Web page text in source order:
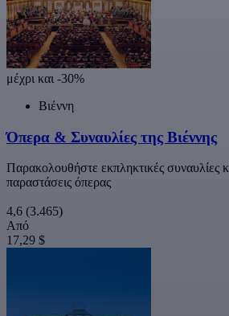
μέχρι και -30%
Βιέννη
Όπερα & Συναυλίες της Βιέννης
Παρακολουθήστε εκπληκτικές συναυλίες
παραστάσεις όπερας
4,6 (3.465)
Από
17,29 $